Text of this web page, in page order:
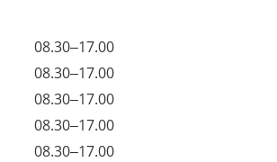
08.30–17.00
08.30–17.00
08.30–17.00
08.30–17.00
08.30–17.00